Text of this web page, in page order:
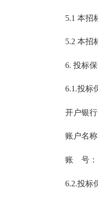
5.1 本招标
5.2 本招标
6. 投标保
6.1.投标保
开户银行
账户名称
账 号：
6.2.投标保